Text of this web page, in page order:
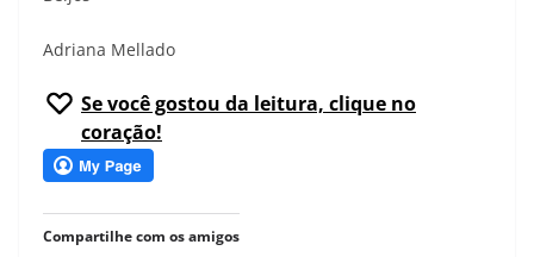
Adriana Mellado
Se você gostou da leitura, clique no
coração!
Compartilhe com os amigos